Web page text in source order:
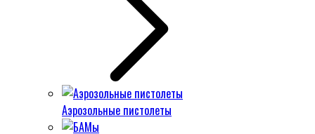
Аэрозольные пистолеты